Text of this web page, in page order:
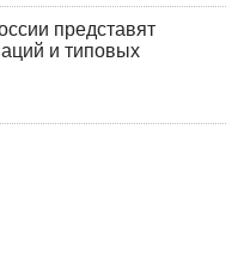
представят
и типовых